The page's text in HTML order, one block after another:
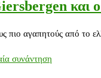
και
πιο αγαπητούς από το